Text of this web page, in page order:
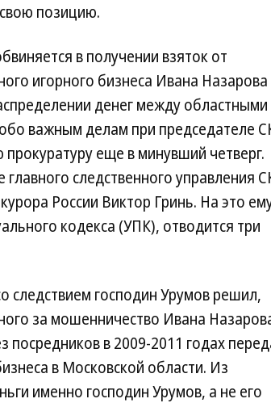
позицию.
в получении взяток от
игорного бизнеса Ивана Назарова
денег между областными
важным делам при председателе
еще в минувший четверг.
следственного управления
России Виктор Гринь. На это
кодекса (УПК), отводится три
следствием господин Урумов решил,
за мошенничество Ивана
в 2009-2011 годах
в Московской области. Из
именно господин Урумов, а не его